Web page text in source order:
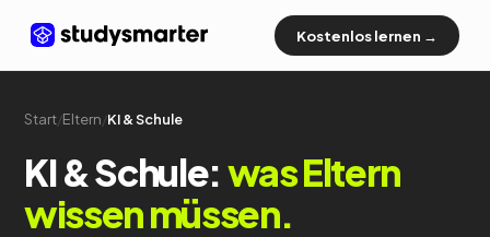
Kostenlos lernen →
Start/Eltern/KI & Schule
KI & Schule:was Eltern
wissen müssen.